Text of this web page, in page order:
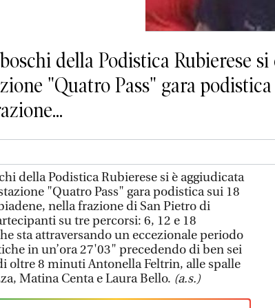
della Podistica Rubierese si
"Quatro Pass" gara
della Podistica Rubierese si è aggiudicata
"Quatro Pass" gara podistica sui 18
nella frazione di San Pietro di
su tre percorsi: 6, 12 e 18
sta attraversando un eccezionale periodo
in un’ora 27'03" precedendo di ben sei
oltre 8 minuti Antonella Feltrin, alle spalle
Matina Centa e Laura Bello. (a.s.)